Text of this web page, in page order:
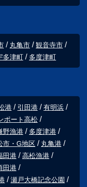
丸亀市
観音寺市
多津町 多度津町
港 引田港
有明浜
ポート高松
野漁港
多度津港
市・G地区
丸亀港
田港
高松漁港
田港
瀬戸大橋記念公園